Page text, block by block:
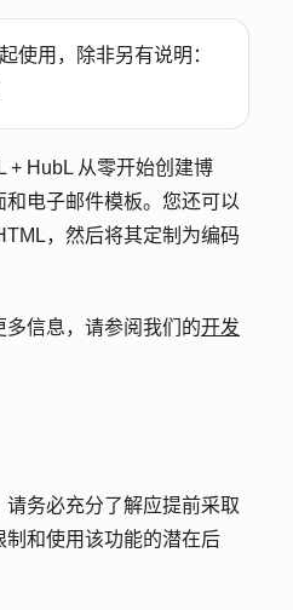
使用，除非另有说明：
+ HubL 从零开始创建博
电子邮件模板。您还可以
，然后将其定制 为编码
信息，请参阅我们的开发
务必充分了解应提前采取
和使用该功能的潜在后